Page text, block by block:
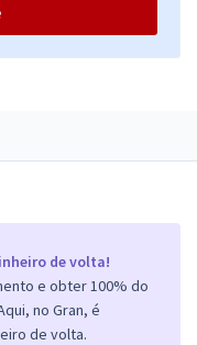
de volta!
e obter 100% do
no Gran, é
de volta.